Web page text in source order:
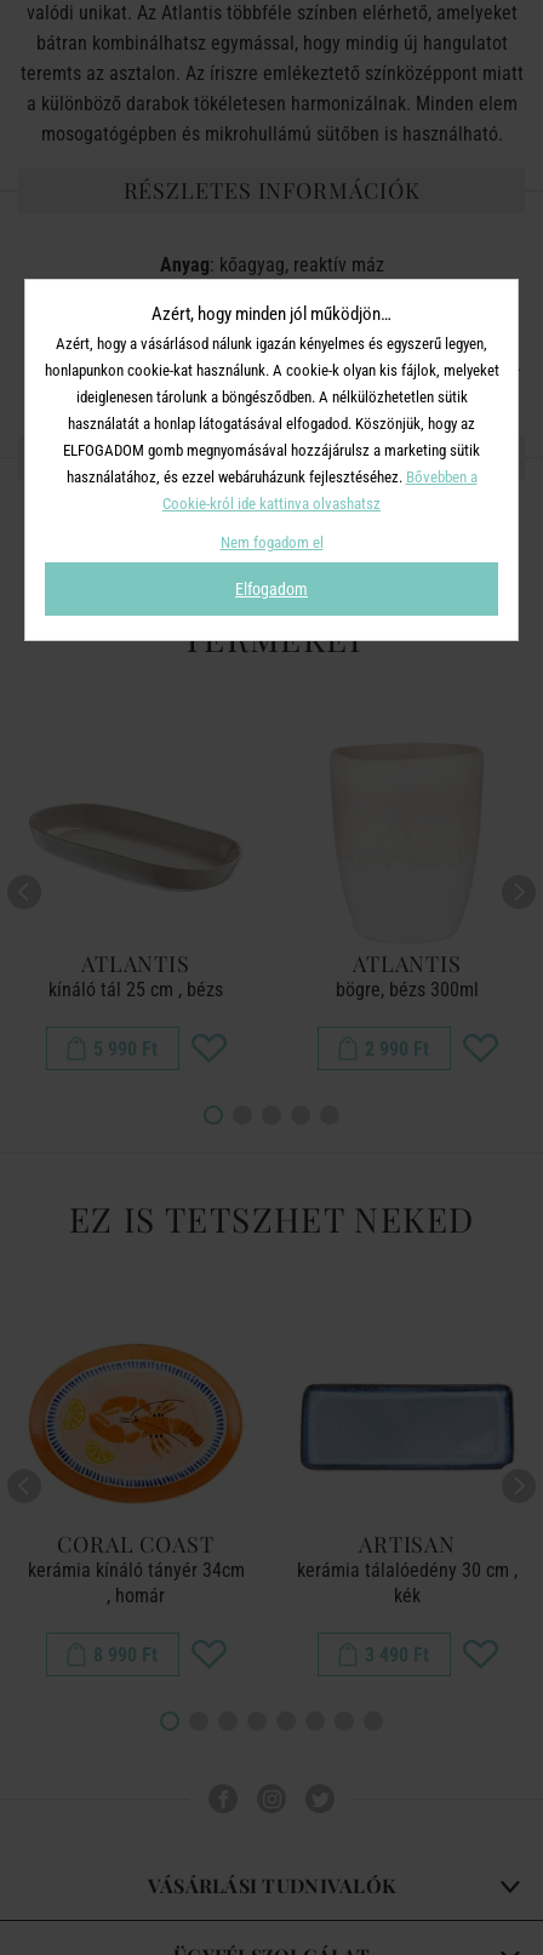
valódi unikat. Az Atlantis többféle színben elérhető, amelyeket
bátran kombinálhatsz egymással, hogy mindig új hangulatot
teremts az asztalon. Az íriszre emlékeztető színközéppont miatt
a különböző darabok tökéletesen harmonizálnak. Minden elem
mosogatógépben és mikrohullámú sütőben is használható.
RÉSZLETES INFORMÁCIÓK
Anyag: kőagyag, reaktív máz
: Magasság: 3 cm , Szélesség: 25 cm , Mélység: 13 cm
Mosogatógépben mosható. Mikrohullámú sütőben használható.
OSZD MEG MÁSOKKAL!
A TERMÉKCSALÁD TOVÁBBI
TERMÉKEI
ATLANTIS
kínáló tál 25 cm , bézs
5 990 Ft
ATLANTIS
bögre, bézs 300ml
2 990 Ft
EZ IS TETSZHET NEKED
CORAL COAST
kerámia kínáló tányér 34cm
, homár
8 990 Ft
ARTISAN
kerámia tálalóedény 30 cm ,
kék
3 490 Ft
VÁSÁRLÁSI TUDNIVALÓK
Azért, hogy minden jól működjön…
Azért, hogy a vásárlásod nálunk igazán kényelmes és egyszerű legyen,
honlapunkon cookie-kat használunk. A cookie-k olyan kis fájlok, melyeket
ideiglenesen tárolunk a böngésződben. A nélkülözhetetlen sütik
használatát a honlap látogatásával elfogadod. Köszönjük, hogy az
ELFOGADOM gomb megnyomásával hozzájárulsz a marketing sütik
használatához, és ezzel webáruházunk fejlesztéséhez. Bővebben a
Cookie-król ide kattinva olvashatsz
Nem fogadom el
Elfogadom